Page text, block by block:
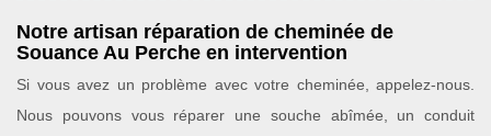
Notre artisan réparation de cheminée de
Souance Au Perche en intervention
Si vous avez un problème avec votre cheminée, appelez-nous.
Nous pouvons vous réparer une souche abîmée, un conduit